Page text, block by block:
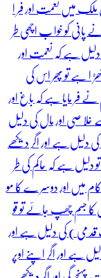
میں نعمت اور فر ا
پانی کو خوا ب اچھی طر
ہے کہ نعمت اور
ا ہے تو پھر اس کی
فر مایا ہے کہ باغ اور
خلا صی اور مال کی دلیل
دلیل ہے اور اگر دیکھے
ہے کہ حاکم کی طر
میں اور دوسر ے کا مو
جسم چھپ جائے تو قو
می ) کی دلیل ہے اور
ہے اور اگر اپنے اوپر